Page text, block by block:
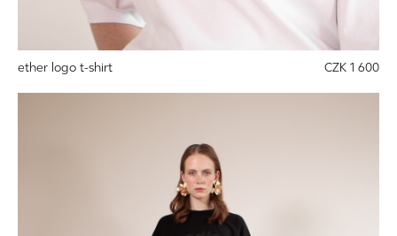
ether logo t-shirt CZK 1 600